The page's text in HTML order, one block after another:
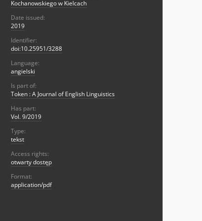
Kochanowskiego w Kielcach
Date issued:
2019
Identifier:
doi:10.25951/3288
Language:
angielski
Is part of:
Token : A Journal of English Linguistics
Has part:
Vol. 9/2019
Type:
tekst
Access rights:
otwarty dostęp
Format:
application/pdf